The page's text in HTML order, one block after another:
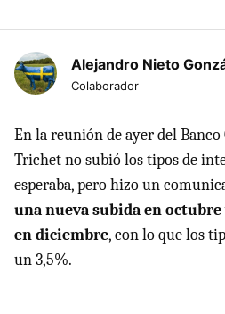
Alejandro Nieto
Colaborador
En la reunión de ayer del
Trichet no subió los tipos de
esperaba, pero hizo un
una nueva subida en
en diciembre, con lo que los
un 3,5%.